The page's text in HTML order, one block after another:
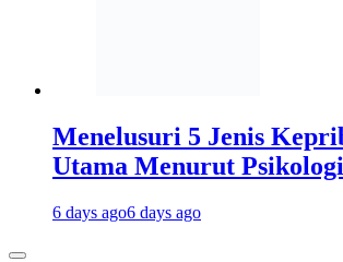
Menelusuri 5 Jenis
Utama Menurut Psikologi
6 days ago6 days ago